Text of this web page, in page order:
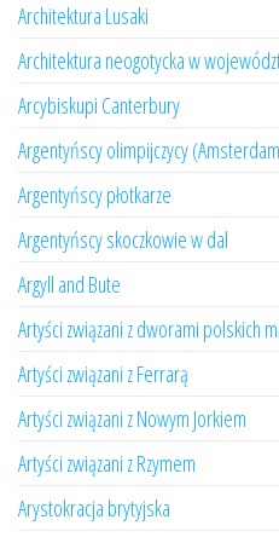
Architektura Lusaki
Architektura neogotycka w
Arcybiskupi Canterbury
Argentyńscy olimpijczycy
Argentyńscy płotkarze
Argentyńscy skoczkowie w dal
Argyll and Bute
Artyści związani z dworami polskich
Artyści związani z Ferrarą
Artyści związani z Nowym Jorkiem
Artyści związani z Rzymem
Arystokracja brytyjska